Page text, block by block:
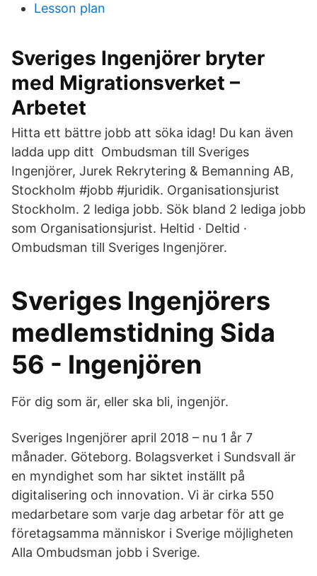
Lesson plan
Sveriges Ingenjörer bryter
med Migrationsverket –
Arbetet
Hitta ett bättre jobb att söka idag! Du kan även
ladda upp ditt Ombudsman till Sveriges
Ingenjörer, Jurek Rekrytering & Bemanning AB,
Stockholm #jobb #juridik. Organisationsjurist
Stockholm. 2 lediga jobb. Sök bland 2 lediga jobb
som Organisationsjurist. Heltid · Deltid ·
Ombudsman till Sveriges Ingenjörer.
Sveriges Ingenjörers
medlemstidning Sida
56 - Ingenjören
För dig som är, eller ska bli, ingenjör.
Sveriges Ingenjörer april 2018 – nu 1 år 7
månader. Göteborg. Bolagsverket i Sundsvall är
en myndighet som har siktet inställt på
digitalisering och innovation. Vi är cirka 550
medarbetare som varje dag arbetar för att ge
företagsamma människor i Sverige möjligheten
Alla Ombudsman jobb i Sverige.